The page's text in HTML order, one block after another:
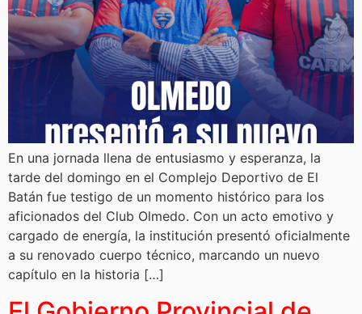
En una jornada llena de entusiasmo y esperanza, la
tarde del domingo en el Complejo Deportivo de El
Batán fue testigo de un momento histórico para los
aficionados del Club Olmedo. Con un acto emotivo y
cargado de energía, la institución presentó oficialmente
a su renovado cuerpo técnico, marcando un nuevo
capítulo en la historia […]